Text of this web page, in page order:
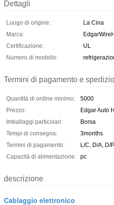
Dettagli
Luogo di origine:
La Cina
Marca:
Certificazione:
UL
Numero di modello:
Termini di pagamento e
Quantità di ordine minimo:
5000
Prezzo:
Edgar Auto
Imballaggi particolari:
Borsa
Tempi di consegna:
3months
Termini di pagamento:
L/C, D/A, D/
Capacità di alimentazione:
pc
descrizione
Cablaggio elettronico